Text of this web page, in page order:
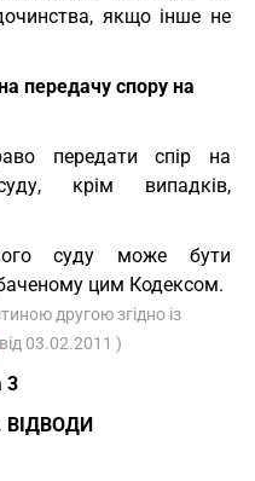
якщо інше не
передачу спору на
передати спір на
крім випадків,
суду може бути
цим Кодексом.
другою згідно із
від 03.02.2011 )
3
ВІДВОДИ